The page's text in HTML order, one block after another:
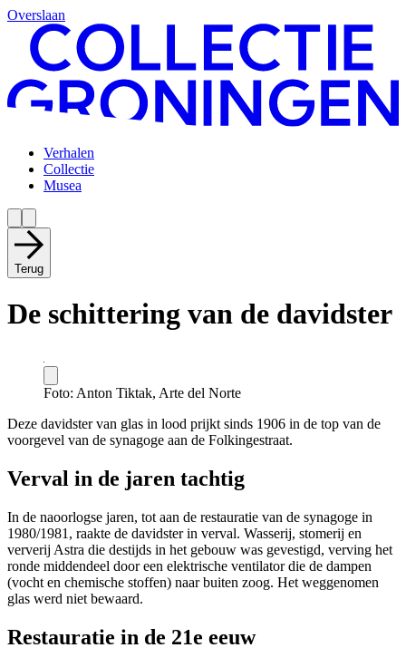
Overslaan
Verhalen
Collectie
Musea
Terug
De schittering van de davidster
Foto: Anton Tiktak, Arte del Norte
Deze davidster van glas in lood prijkt sinds 1906 in de top van de
voorgevel van de synagoge aan de Folkingestraat.
Verval in de jaren tachtig
In de naoorlogse jaren, tot aan de restauratie van de synagoge in
1980/1981, raakte de davidster in verval. Wasserij, stomerij en
ververij Astra die destijds in het gebouw was gevestigd, verving het
ronde middendeel door een elektrische ventilator die de dampen
(vocht en chemische stoffen) naar buiten zoog. Het weggenomen
glas werd niet bewaard.
Restauratie in de 21e eeuw